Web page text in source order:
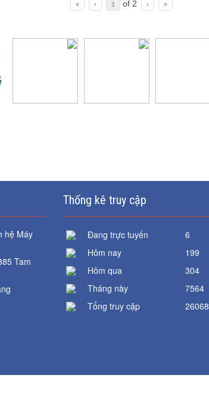
« ‹ 1 of 2 › »
hệ Máy
Tam
Thống kê truy cập
Đang trực tuyến
6
Hôm nay
199
Hôm qua
304
Tháng này
7564
Tổng truy cập
26068